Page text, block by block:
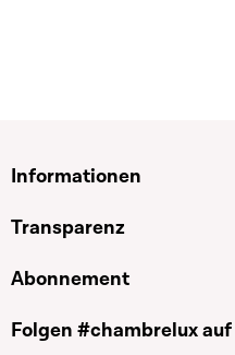
Informationen
Transparenz
Abonnement
Folgen #chambrelux auf